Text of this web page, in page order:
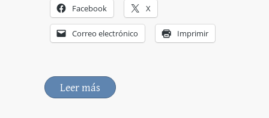
Facebook X
Correo electrónico Imprimir
Leer más